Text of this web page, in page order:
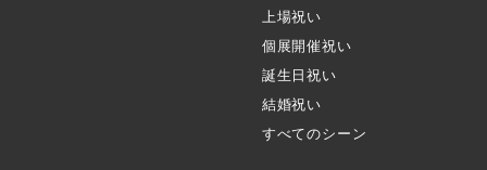
上場祝い
個展開催祝い
誕生日祝い
結婚祝い
すべてのシーン